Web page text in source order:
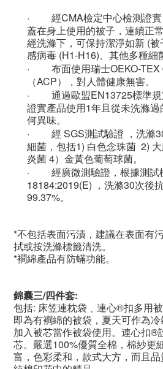
·
經CMA檢定中心檢測證
蓋在身上使用的被子，連續正
經洗滌下，可保持潔淨如新 (被
感病毒 (H1-H16)、其他多種細
·
布面使用瑞士OEKO-
（ACP），對人體健康無害。
·
通過歐盟EN13725標準
證實產品使用1年且從未洗滌
何異味。
·
經 SGS測試驗證 ，洗滌
細菌，包括1) 白色念珠菌 2)
炎菌4）金黃色葡萄球菌。
·
經廣微測驗證，根據測試
18184:2019(E) ，洗滌30次後
99.37%。
*不包括表面污漬，建議在表面有
拭或按洗滌標籤清洗。
*襇綿產品有防蟎功能。
錦囊三/四件套:
包括: 床笠連枕袋﹑連心®扣多用
即為有襇綿的被袋，夏天可作為
加入被芯當作被袋使用。連心扣®
芯。 嚴選100%優質全棉，棉紗更
富，色彩柔和，款式大方，而且